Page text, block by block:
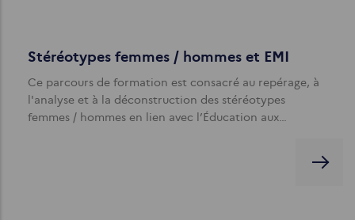
Stéréotypes femmes / hommes et EMI
Ce parcours de formation est consacré au repérage, à
l'analyse et à la déconstruction des stéréotypes
femmes / hommes en lien avec l’Éducation aux…